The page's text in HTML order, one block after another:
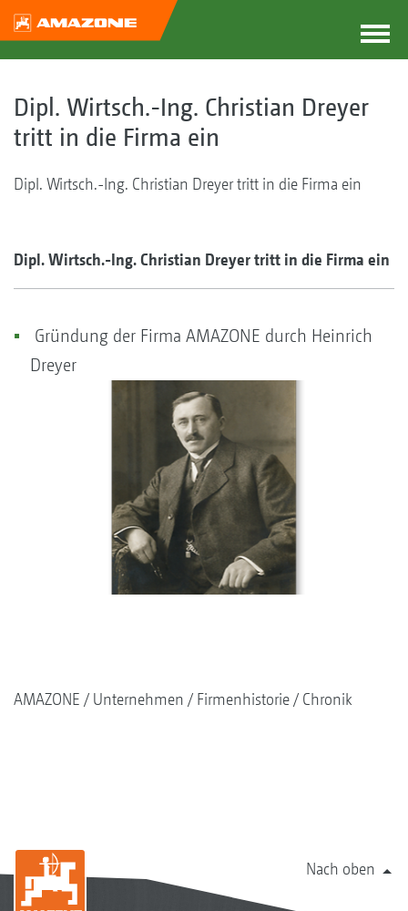
Dipl. Wirtsch.-Ing. Christian Dreyer
tritt in die Firma ein
Dipl. Wirtsch.-Ing. Christian Dreyer tritt in die Firma ein
Dipl. Wirtsch.-Ing. Christian Dreyer tritt in die Firma ein
Gründung der Firma AMAZONE durch Heinrich
Dreyer
AMAZONE Unternehmen Firmenhistorie Chronik
Nach oben